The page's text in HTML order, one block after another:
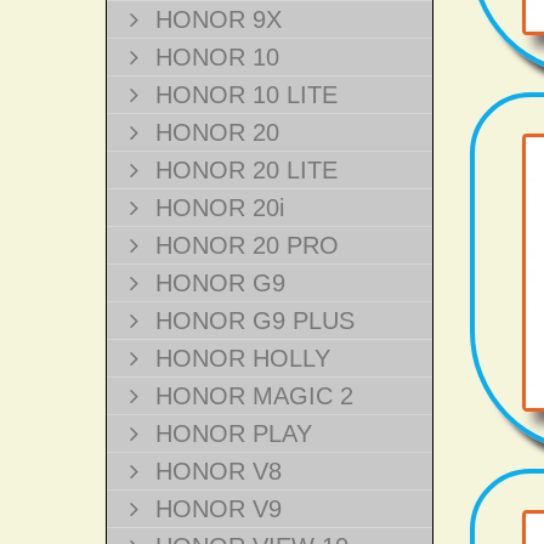
HONOR 9X
HONOR 10
HONOR 10 LITE
HONOR 20
HONOR 20 LITE
HONOR 20i
HONOR 20 PRO
HONOR G9
HONOR G9 PLUS
HONOR HOLLY
HONOR MAGIC 2
HONOR PLAY
HONOR V8
HONOR V9